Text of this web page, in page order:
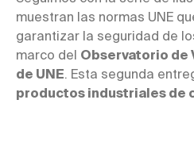
muestran las normas UNE
garantizar la seguridad de
marco del Observatorio de
de UNE. Esta segunda
productos industriales de